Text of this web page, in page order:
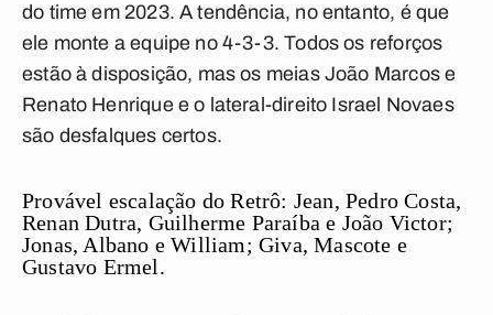
do time em 2023. A tendência, no entanto, é que
ele monte a equipe no 4-3-3. Todos os reforços
estão à disposição, mas os meias João Marcos e
Renato Henrique e o lateral-direito Israel Novaes
são desfalques certos.
Provável escalação do Retrô: Jean, Pedro Costa,
Renan Dutra, Guilherme Paraíba e João Victor;
Jonas, Albano e William; Giva, Mascote e
Gustavo Ermel.